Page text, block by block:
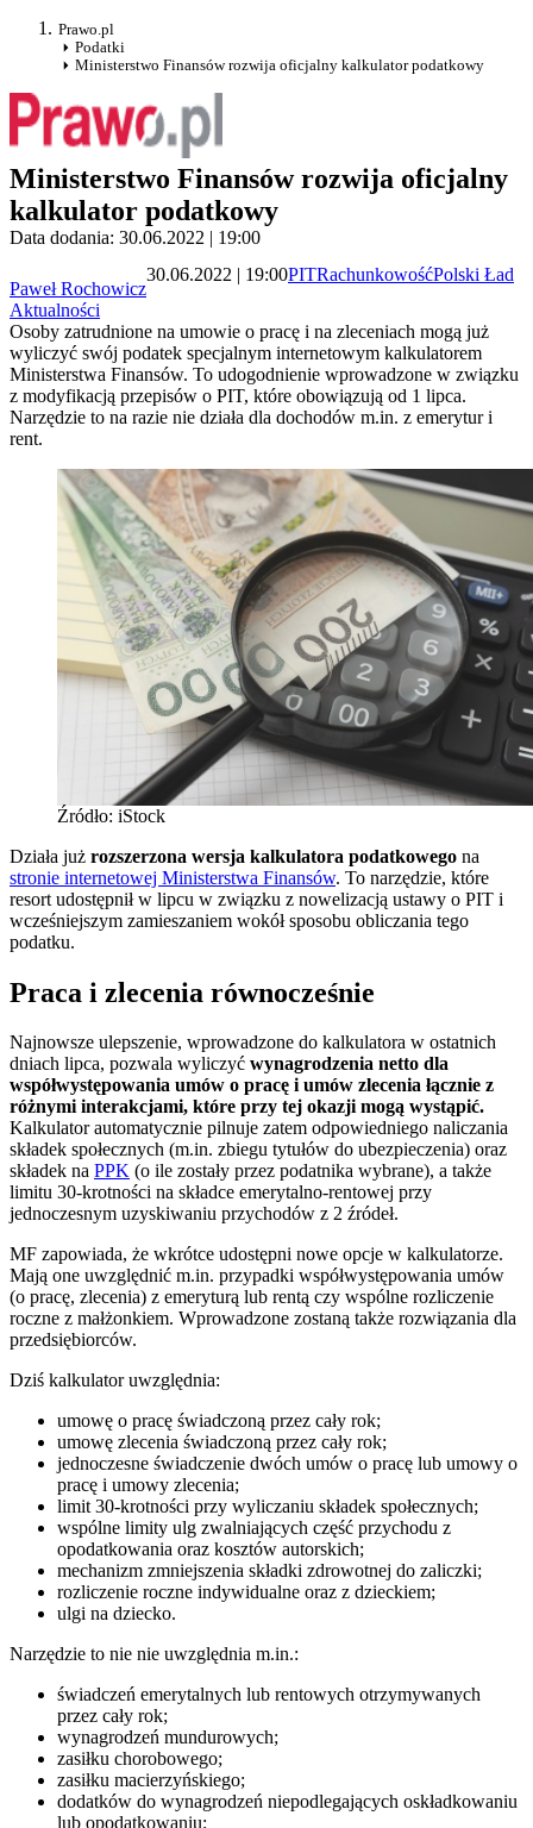
Prawo.pl
Podatki
Ministerstwo Finansów rozwija oficjalny kalkulator podatkowy
Ministerstwo Finansów rozwija oficjalny
kalkulator podatkowy
Data dodania: 30.06.2022 | 19:00
Paweł Rochowicz
30.06.2022 | 19:00PITRachunkowośćPolski Ład
Aktualności
Osoby zatrudnione na umowie o pracę i na zleceniach mogą już
wyliczyć swój podatek specjalnym internetowym kalkulatorem
Ministerstwa Finansów. To udogodnienie wprowadzone w związku
z modyfikacją przepisów o PIT, które obowiązują od 1 lipca.
Narzędzie to na razie nie działa dla dochodów m.in. z emerytur i
rent.
Źródło: iStock
Działa już rozszerzona wersja kalkulatora podatkowego na
stronie internetowej Ministerstwa Finansów. To narzędzie, które
resort udostępnił w lipcu w związku z nowelizacją ustawy o PIT i
wcześniejszym zamieszaniem wokół sposobu obliczania tego
podatku.
Praca i zlecenia równocześnie
Najnowsze ulepszenie, wprowadzone do kalkulatora w ostatnich
dniach lipca, pozwala wyliczyć wynagrodzenia netto dla
współwystępowania umów o pracę i umów zlecenia łącznie z
różnymi interakcjami, które przy tej okazji mogą wystąpić.
Kalkulator automatycznie pilnuje zatem odpowiedniego naliczania
składek społecznych (m.in. zbiegu tytułów do ubezpieczenia) oraz
składek na PPK (o ile zostały przez podatnika wybrane), a także
limitu 30-krotności na składce emerytalno-rentowej przy
jednoczesnym uzyskiwaniu przychodów z 2 źródeł.
MF zapowiada, że wkrótce udostępni nowe opcje w kalkulatorze.
Mają one uwzględnić m.in. przypadki współwystępowania umów
(o pracę, zlecenia) z emeryturą lub rentą czy wspólne rozliczenie
roczne z małżonkiem. Wprowadzone zostaną także rozwiązania dla
przedsiębiorców.
Dziś kalkulator uwzględnia:
umowę o pracę świadczoną przez cały rok;
umowę zlecenia świadczoną przez cały rok;
jednoczesne świadczenie dwóch umów o pracę lub umowy o
pracę i umowy zlecenia;
limit 30-krotności przy wyliczaniu składek społecznych;
wspólne limity ulg zwalniających część przychodu z
opodatkowania oraz kosztów autorskich;
mechanizm zmniejszenia składki zdrowotnej do zaliczki;
rozliczenie roczne indywidualne oraz z dzieckiem;
ulgi na dziecko.
Narzędzie to nie nie uwzględnia m.in.:
świadczeń emerytalnych lub rentowych otrzymywanych
przez cały rok;
wynagrodzeń mundurowych;
zasiłku chorobowego;
zasiłku macierzyńskiego;
dodatków do wynagrodzeń niepodlegających oskładkowaniu
lub opodatkowaniu;